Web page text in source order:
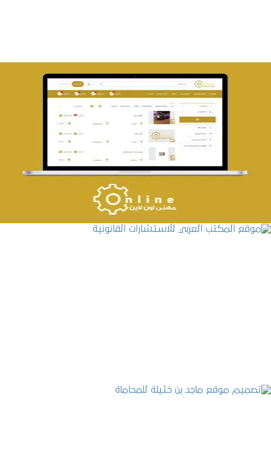
تصميم حراج مهنى
التفاصيل